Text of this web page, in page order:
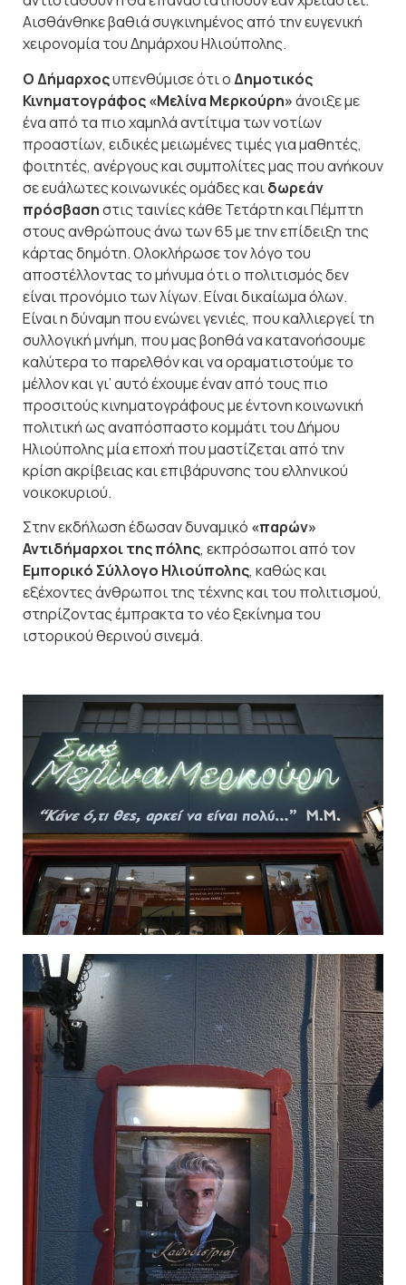
Αισθάνθηκε βαθιά συγκινημένος από την ευγενική
χειρονομία του Δημάρχου Ηλιούπολης.
Ο Δήμαρχοςυπενθύμισε ότι οΔημοτικός
Κινηματογράφος «Μελίνα Μερκούρη»άνοιξε με
ένα από τα πιο χαμηλά αντίτιμα των νοτίων
προαστίων, ειδικές μειωμένες τιμές για μαθητές,
φοιτητές, ανέργους και συμπολίτες μας που ανήκουν
σε ευάλωτες κοινωνικές ομάδες καιδωρεάν
πρόσβασηστις ταινίες κάθε Τετάρτη και Πέμπτη
στους ανθρώπους άνω των 65 με την επίδειξη της
κάρτας δημότη. Ολοκλήρωσε τον λόγο του
αποστέλλοντας το μήνυμα ότι ο πολιτισμός δεν
είναι προνόμιο των λίγων. Είναι δικαίωμα όλων.
Είναι η δύναμη που ενώνει γενιές, που καλλιεργεί τη
συλλογική μνήμη, που μας βοηθά να κατανοήσουμε
καλύτερα το παρελθόν και να οραματιστούμε το
μέλλον και γι’ αυτό έχουμε έναν από τους πιο
προσιτούς κινηματογράφους με έντονη κοινωνική
πολιτική ως αναπόσπαστο κομμάτι του Δήμου
Ηλιούπολης μία εποχή που μαστίζεται από την
κρίση ακρίβειας και επιβάρυνσης του ελληνικού
νοικοκυριού.
Στην εκδήλωση έδωσαν δυναμικό «παρών»
Αντιδήμαρχοι της πόλης, εκπρόσωποι από τον
Εμπορικό Σύλλογο Ηλιούπολης, καθώς και
εξέχοντες άνθρωποι της τέχνης και του πολιτισμού,
στηρίζοντας έμπρακτα το νέο ξεκίνημα του
ιστορικού θερινού σινεμά.